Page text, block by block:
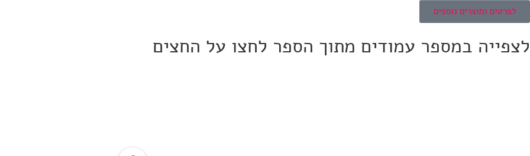
לפרטים ומוצרים נוספים
לצפייה במספר עמודים מתוך הספר לחצו על החצים